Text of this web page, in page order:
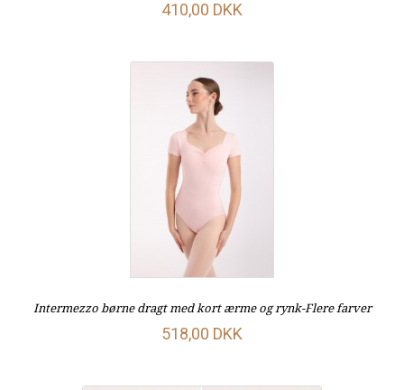
410,00 DKK
Intermezzo børne dragt med kort ærme og rynk-Flere farver
518,00 DKK